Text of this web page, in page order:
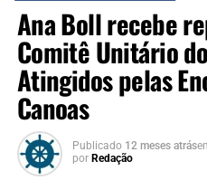
Ana Boll recebe
Comitê Unitário
Atingidos pelas
Canoas
Publicado 12 meses atrás
por Redação